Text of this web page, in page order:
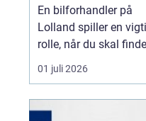
forhandler til dit
næste bilkøb
En bilforhandler på
Lolland spiller en
rolle, når du skal finde
brugt bil, du kan stole
i mange år. For mange
hverdagen, og derfor
01 juli 2026